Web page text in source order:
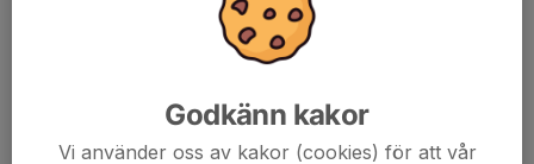
Adressen är: Kolonnvägen 24B, 169 70 Solna
Godkänn kakor
Vi använder oss av kakor (cookies) för att vår